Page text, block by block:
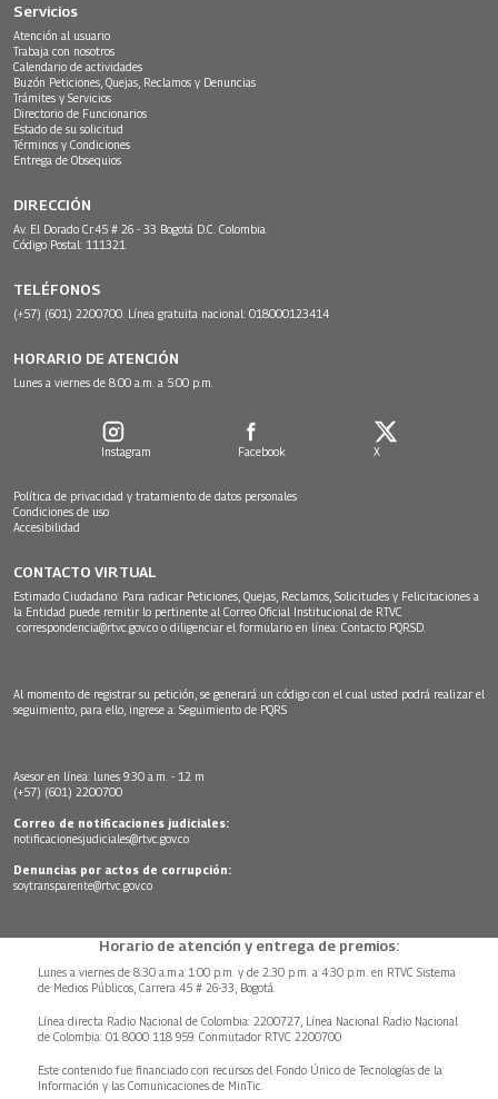
Servicios
Atención al usuario
Trabaja con nosotros
Calendario de actividades
Buzón Peticiones, Quejas, Reclamos y Denuncias
Trámites y Servicios
Directorio de Funcionarios
Estado de su solicitud
Términos y Condiciones
Entrega de Obsequios
DIRECCIÓN
Av. El Dorado Cr.45 # 26 - 33 Bogotá D.C. Colombia.
Código Postal: 111321
TELÉFONOS
(+57) (601) 2200700. Línea gratuita nacional: 018000123414
HORARIO DE ATENCIÓN
Lunes a viernes de 8:00 a.m. a 5:00 p.m.
Instagram Facebook X
Política de privacidad y tratamiento de datos personales
Condiciones de uso
Accesibilidad
CONTACTO VIRTUAL
Estimado Ciudadano: Para radicar Peticiones, Quejas, Reclamos, Solicitudes y Felicitaciones a
la Entidad puede remitir lo pertinente al Correo Oficial Institucional de RTVC
correspondencia@rtvc.gov.co o diligenciar el formulario en línea: Contacto PQRSD.
Al momento de registrar su petición, se generará un código con el cual usted podrá realizar el
seguimiento, para ello, ingrese a: Seguimiento de PQRS
Asesor en línea: lunes 9:30 a.m. - 12 m
(+57) (601) 2200700
Correo de notificaciones judiciales:
notificacionesjudiciales@rtvc.gov.co
Denuncias por actos de corrupción:
soytransparente@rtvc.gov.co
Horario de atención y entrega de premios:
Lunes a viernes de 8:30 a.m.a 1:00 p.m. y de 2:30 p.m. a 4:30 p.m. en RTVC Sistema
de Medios Públicos, Carrera 45 # 26-33, Bogotá.
Línea directa Radio Nacional de Colombia: 2200727, Línea Nacional Radio Nacional
de Colombia: 01 8000 118 959. Conmutador RTVC 2200700
Este contenido fue financiado con recursos del Fondo Único de Tecnologías de la
Información y las Comunicaciones de MinTic.